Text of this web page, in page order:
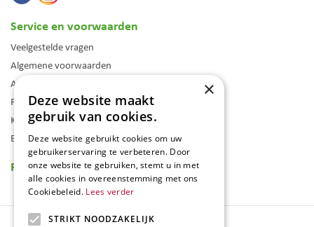
Service en voorwaarden
Veelgestelde vragen
Algemene voorwaarden
Assortiment
Folder
Klantenkaart
Blog
Reviews
×
Deze website maakt
gebruik van cookies.
Deze website gebruikt cookies om uw
gebruikerservaring te verbeteren. Door
onze website te gebruiken, stemt u in met
alle cookies in overeenstemming met ons
Cookiebeleid. Lees verder
STRIKT NOODZAKELIJK